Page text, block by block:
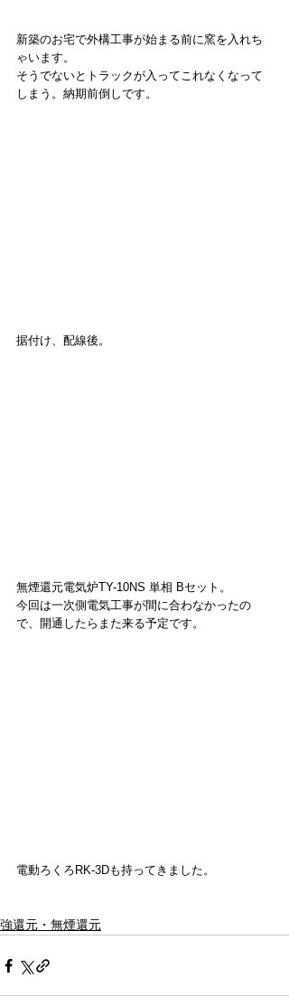
新築のお宅で外構工事が始まる前に窯を入れち
ゃいます。
そうでないとトラックが入ってこれなくなって
しまう。納期前倒しです。
据付け、配線後。
無煙還元電気炉TY-10NS 単相 Bセット。
今回は一次側電気工事が間に合わなかったの
で、開通したらまた来る予定です。
電動ろくろRK-3Dも持ってきました。
強還元・無煙還元